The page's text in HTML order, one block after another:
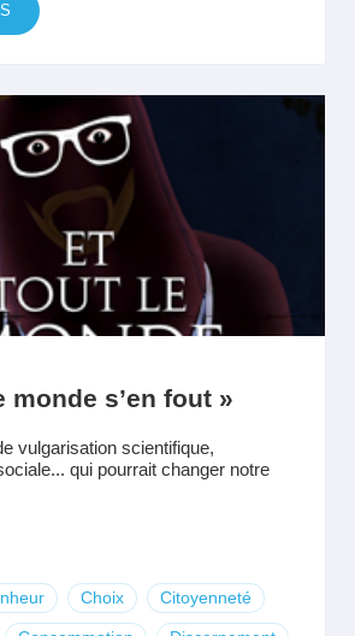
monde s’en fout »
vulgarisation scientifique,
qui pourrait changer notre
Choix Citoyenneté